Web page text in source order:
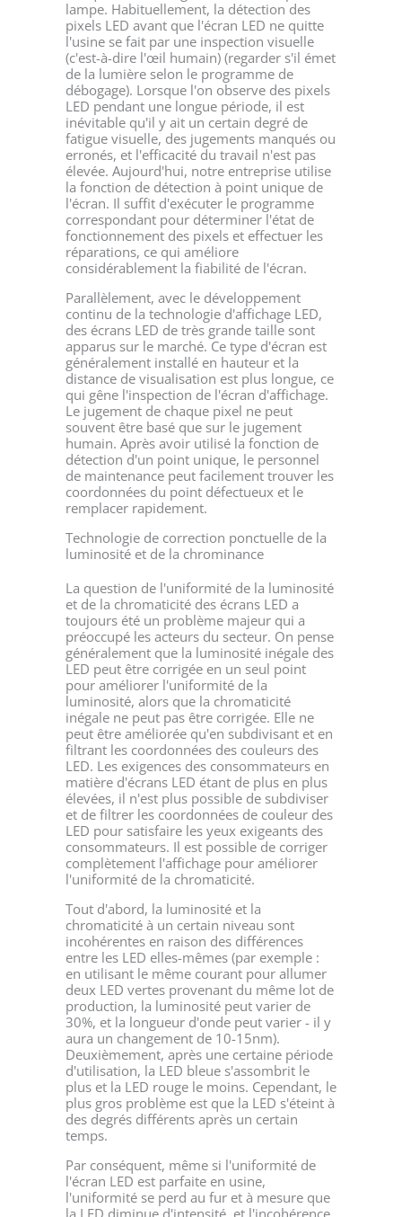
lampe. Habituellement, la détection des
pixels LED avant que l'écran LED ne quitte
l'usine se fait par une inspection visuelle
(c'est-à-dire l'œil humain) (regarder s'il émet
de la lumière selon le programme de
débogage). Lorsque l'on observe des pixels
LED pendant une longue période, il est
inévitable qu'il y ait un certain degré de
fatigue visuelle, des jugements manqués ou
erronés, et l'efficacité du travail n'est pas
élevée. Aujourd'hui, notre entreprise utilise
la fonction de détection à point unique de
l'écran. Il suffit d'exécuter le programme
correspondant pour déterminer l'état de
fonctionnement des pixels et effectuer les
réparations, ce qui améliore
considérablement la fiabilité de l'écran.
Parallèlement, avec le développement
continu de la technologie d'affichage LED,
des écrans LED de très grande taille sont
apparus sur le marché. Ce type d'écran est
généralement installé en hauteur et la
distance de visualisation est plus longue, ce
qui gêne l'inspection de l'écran d'affichage.
Le jugement de chaque pixel ne peut
souvent être basé que sur le jugement
humain. Après avoir utilisé la fonction de
détection d'un point unique, le personnel
de maintenance peut facilement trouver les
coordonnées du point défectueux et le
remplacer rapidement.
Technologie de correction ponctuelle de la
luminosité et de la chrominance
La question de l'uniformité de la luminosité
et de la chromaticité des écrans LED a
toujours été un problème majeur qui a
préoccupé les acteurs du secteur. On pense
généralement que la luminosité inégale des
LED peut être corrigée en un seul point
pour améliorer l'uniformité de la
luminosité, alors que la chromaticité
inégale ne peut pas être corrigée. Elle ne
peut être améliorée qu'en subdivisant et en
filtrant les coordonnées des couleurs des
LED. Les exigences des consommateurs en
matière d'écrans LED étant de plus en plus
élevées, il n'est plus possible de subdiviser
et de filtrer les coordonnées de couleur des
LED pour satisfaire les yeux exigeants des
consommateurs. Il est possible de corriger
complètement l'affichage pour améliorer
l'uniformité de la chromaticité.
Tout d'abord, la luminosité et la
chromaticité à un certain niveau sont
incohérentes en raison des différences
entre les LED elles-mêmes (par exemple :
en utilisant le même courant pour allumer
deux LED vertes provenant du même lot de
production, la luminosité peut varier de
30%, et la longueur d'onde peut varier - il y
aura un changement de 10-15nm).
Deuxièmement, après une certaine période
d'utilisation, la LED bleue s'assombrit le
plus et la LED rouge le moins. Cependant, le
plus gros problème est que la LED s'éteint à
des degrés différents après un certain
temps.
Par conséquent, même si l'uniformité de
l'écran LED est parfaite en usine,
l'uniformité se perd au fur et à mesure que
la LED diminue d'intensité, et l'incohérence